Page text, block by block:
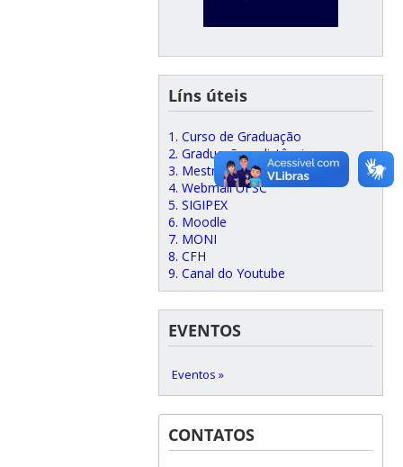
Líns úteis
1. Curso de Graduação
2. Graduação a distância
3. Mestrado e Doutorado
4. Webmail UFSC
5. SIGIPEX
6. Moodle
7. MONI
8. CFH
9. Canal do Youtube
EVENTOS
Eventos »
CONTATOS